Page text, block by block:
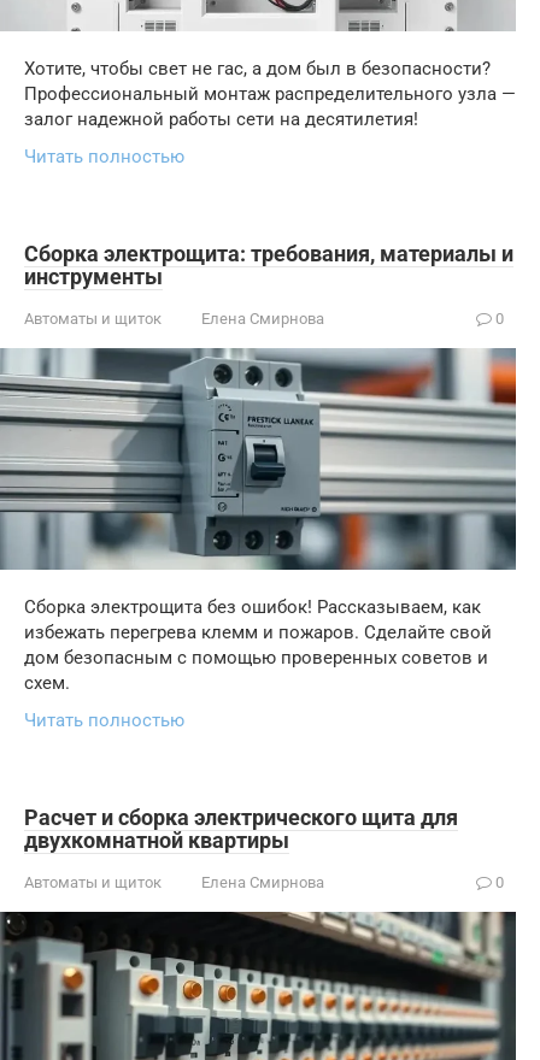
Хотите, чтобы свет не гас, а дом был в безопасности?
Профессиональный монтаж распределительного узла —
залог надежной работы сети на десятилетия!
Читать полностью
Сборка электрощита: требования, материалы и
инструменты
Автоматы и щиток Елена Смирнова 0
Сборка электрощита без ошибок! Рассказываем, как
избежать перегрева клемм и пожаров. Сделайте свой
дом безопасным с помощью проверенных советов и
схем.
Читать полностью
Расчет и сборка электрического щита для
двухкомнатной квартиры
Автоматы и щиток Елена Смирнова 0